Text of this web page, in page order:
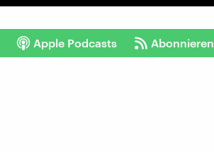
Apple Podcasts Abonnieren